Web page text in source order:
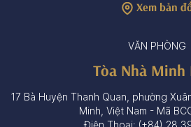
Xem bản
VĂN PHÒNG
Tòa Nhà Minh
17 Bà Huyện Thanh Quan, phường
Minh, Việt Nam - Mã
Điện Thoại: (+84) 28